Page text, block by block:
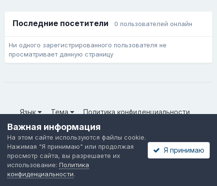
Последние посетители 0 пользователей онлайн
Ни одного зарегистрированного пользователя не
просматривает данную страницу
Язык Тема
Политика конфиденциальности
Обратная связь
© ООО «Неткрейз» 2025
Powered by Invision Community
Важная информация
На этом сайте используются файлы cookie.
Нажимая "Я принимаю" или продолжая
просмотр сайта, вы разрешаете их
использование: Политика
конфиденциальности.
Я принимаю